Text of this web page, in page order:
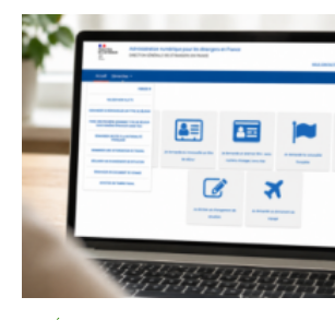
Gouvernement
pouvait
suspendre
leur
importation
Services
publics
le
Conseil
d’État
enjoint
l’État
de